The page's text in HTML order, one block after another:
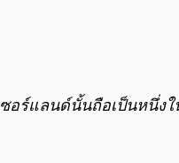
อร์แลนด์นั้นถือเป็นหนึ่ง